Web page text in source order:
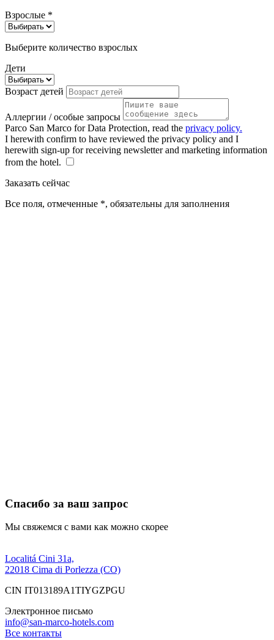
Взрослые *
Выберите количество взрослых
Дети
Возраст детей
Аллергии / особые запросы
Parco San Marco for Data Protection, read the privacy policy.
I herewith confirm to have reviewed the privacy policy and I
herewith sign-up for receiving newsletter and marketing information
from the hotel.
Заказать сейчас
Все поля, отмеченные *, обязательны для заполнения
Спасибо за ваш запрос
Мы свяжемся с вами как можно скорее
Localitá Cini 31a,
22018 Cima di Porlezza (CO)
CIN IT013189A1TIYGZPGU
Электронное письмо
info@san-marco-hotels.com
Все контакты